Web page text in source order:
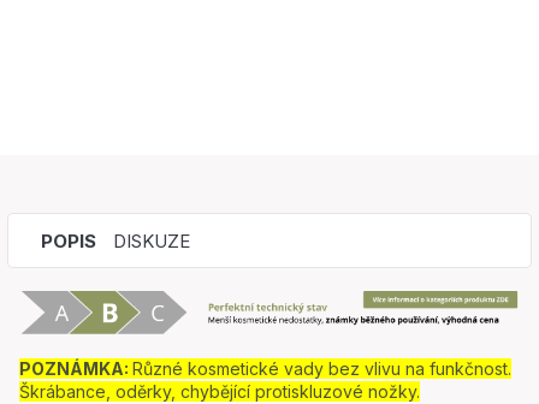
POPIS DISKUZE
POZNÁMKA: Různé kosmetické vady bez vlivu na funkčnost.
Škrábance, oděrky, chybějící protiskluzové nožky.